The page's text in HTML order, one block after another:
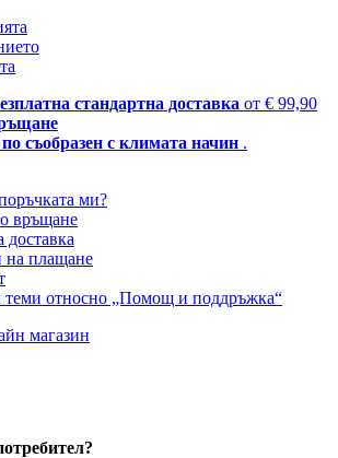
стандартна доставка от € 99,90
по съобразен с климата начин .
ми?
връщане
доставка
на плащане
теми относно „Помощ и поддръжка“